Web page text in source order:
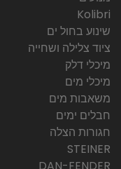
Kolibri
שינוע בחול ים
ציוד צלילה ושחייה
מיכלי דלק
מיכלי מים
משאבות מים
חבלים ימים
חגורות הצלה
STEINER
DAN-FENDER